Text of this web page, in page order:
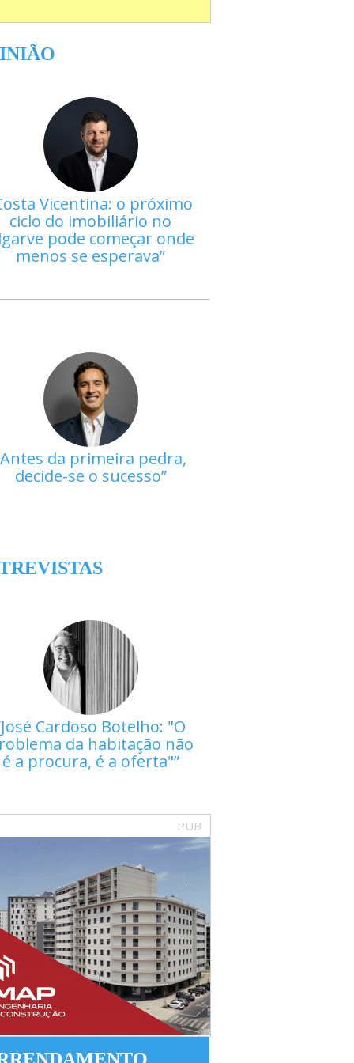
Vicentina: o próximo
ciclo do imobiliário no
pode começar onde
menos se esperava
Antes da primeira pedra,
decide-se o sucesso
José Cardoso Botelho: "O
da habitação não
é a procura, é a oferta"
PUB